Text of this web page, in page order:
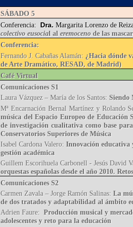
SÁBADO 5
Conferencia: Dra. Margarita Lorenzo de
colectivo eusocial aleremoceno de las
Conferencia:
Fernando J. Cabañas Alamán: ¿Hacia dónde
de Arte Dramático, RESAD, de Madrid)
Café Virtual
Comunicaciones S1
Laura Vázquez – María de los Santos: Siendo
Mª Encarnación Bernal Martínez y Rolando
música del Espacio Europeo de Educación
de investigación cualitativa como base
Conservatorios Superiores de Música
Isabel Cardona Valero:Innovación educativa
gestión académica
Guillem Escorihuela Carbonell - Jesús David
orquestas españolas desde el año 2010.
Comunicaciones S2
Carmen Zavala – Jorge Ramón Salinas:La
de dos tratados y adaptabilidad al ámbito
Adrien Faure:
Producción musical y
adolescentes y reto para la educación